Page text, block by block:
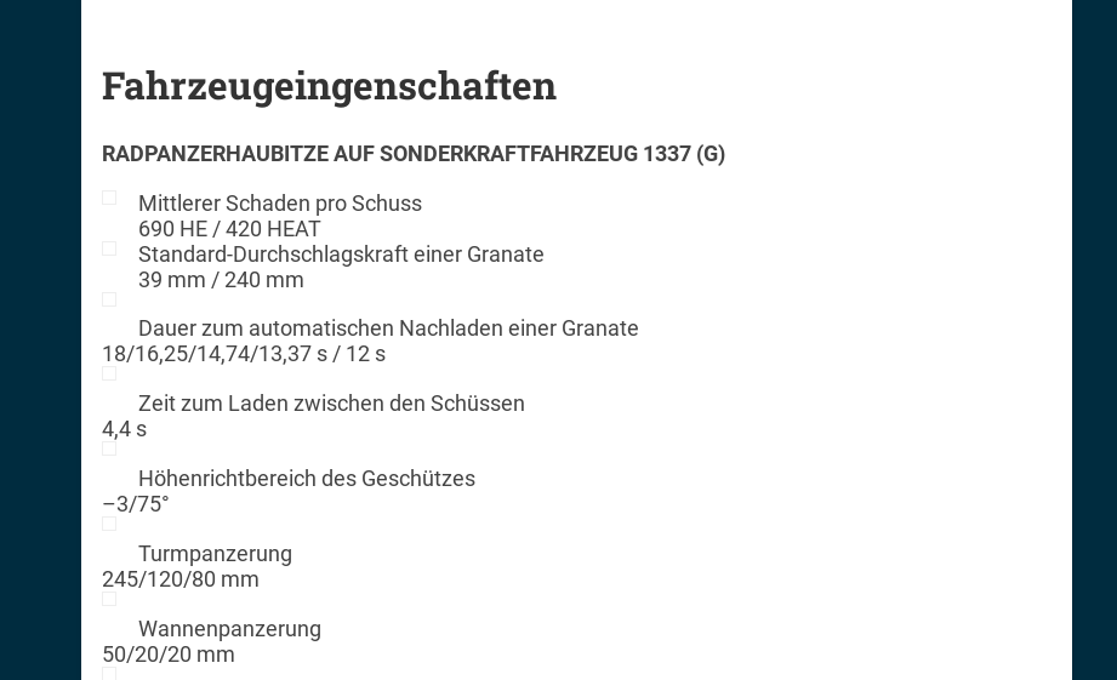
Fahrzeugeingenschaften
RADPANZERHAUBITZE AUF SONDERKRAFTFAHRZEUG 1337 (G)
Mittlerer Schaden pro Schuss
690 HE / 420 HEAT
Standard-Durchschlagskraft einer Granate
39 mm / 240 mm
Dauer zum automatischen Nachladen einer Granate
18/16,25/14,74/13,37 s / 12 s
Zeit zum Laden zwischen den Schüssen
4,4 s
Höhenrichtbereich des Geschützes
–3/75°
Turmpanzerung
245/120/80 mm
Wannenpanzerung
50/20/20 mm